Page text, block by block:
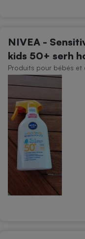
NIVEA -
kids 50+ serh
Produits pour bébés et